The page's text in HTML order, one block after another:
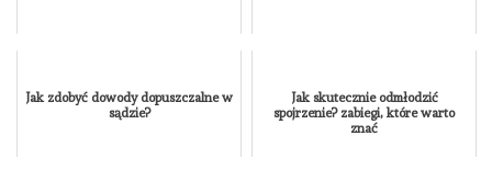
Jak zdobyć dowody dopuszczalne w
sądzie?
Jak skutecznie odmłodzić
spojrzenie? zabiegi, które warto
znać